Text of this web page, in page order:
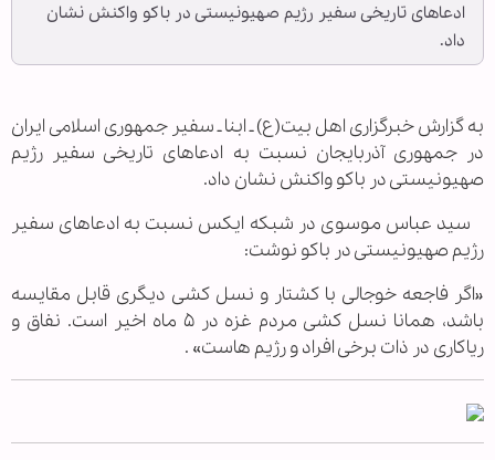
ادعاهای تاریخی سفیر رژیم صهیونیستی در باکو واکنش نشان
داد.
به گزارش خبرگزاری اهل بیت(ع) ـ ابنا ـ سفیر جمهوری اسلامی ایران
در جمهوری آذربایجان نسبت به ادعاهای تاریخی سفیر رژیم
صهیونیستی در باکو واکنش نشان داد.
سید عباس موسوی در شبکه ایکس نسبت به ادعاهای سفیر
رژیم صهیونیستی در باکو نوشت:
«اگر فاجعه خوجالی با کشتار و نسل کشی دیگری قابل مقایسه
باشد، همانا نسل کشی مردم غزه در ۵ ماه اخیر است. نفاق و
ریاکاری در ذات برخی افراد و رژیم هاست» .